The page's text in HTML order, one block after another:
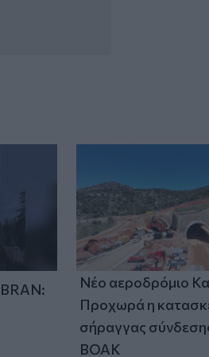
Νέο αεροδρόμιο
Προχωρά η
σήραγγας
ΒΟΑΚ